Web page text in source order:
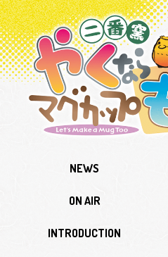
TV
ア
ニ
メ
＆
実
写
『や
NEWS
ON AIR
INTRODUCTION